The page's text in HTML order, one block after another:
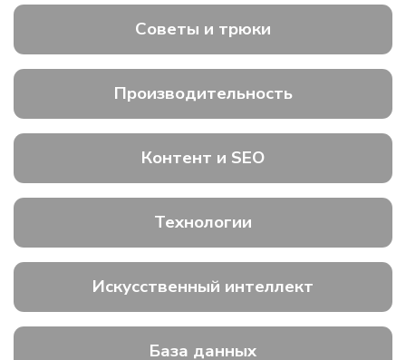
Советы и трюки
Производительность
Контент и SEO
Технологии
Искусственный интеллект
База данных